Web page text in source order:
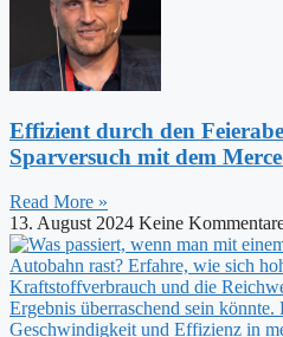
Effizient durch den
Sparversuch mit dem
Read More »
13. August 2024 Keine